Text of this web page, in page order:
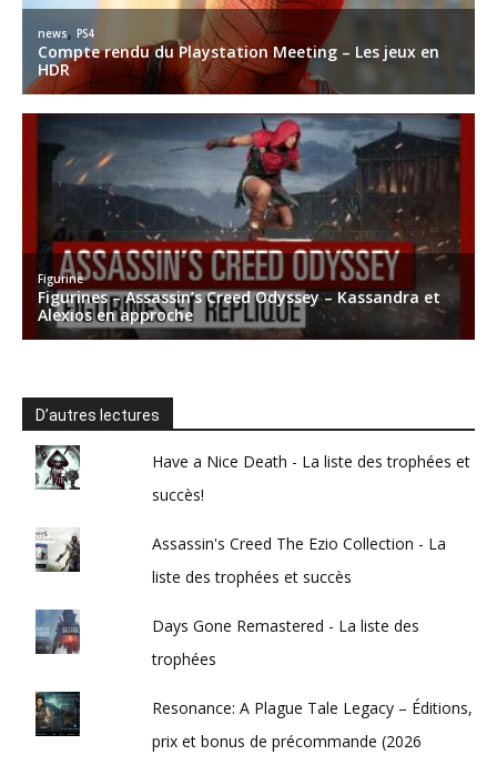
D’autres lectures
Have a Nice Death - La liste des trophées et
succès!
Assassin's Creed The Ezio Collection - La
liste des trophées et succès
Days Gone Remastered - La liste des
trophées
Resonance: A Plague Tale Legacy – Éditions,
prix et bonus de précommande (2026